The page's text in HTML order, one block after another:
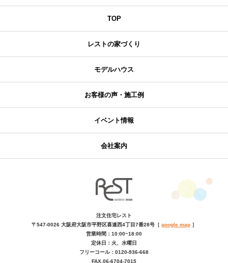
TOP
レストの家づくり
モデルハウス
お客様の声・施工例
イベント情報
会社案内
注文住宅レスト
〒547-0026 大阪府大阪市平野区喜連西4丁目7番28号［ google map］
営業時間：10:00~18:00
定休日：火、水曜日
フリーコール：0120-936-668
FAX.06-6704-7015